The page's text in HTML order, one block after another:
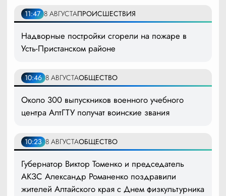
11:47 8 АВГУСТАПРОИСШЕСТВИЯ
Надворные постройки сгорели на пожаре в
Усть-Пристанском районе
10:46 8 АВГУСТАОБЩЕСТВО
Около 300 выпускников военного учебного
центра АлтГТУ получат воинские звания
10:23 8 АВГУСТАОБЩЕСТВО
Губернатор Виктор Томенко и председатель
АКЗС Александр Романенко поздравили
жителей Алтайского края с Днем физкультурника